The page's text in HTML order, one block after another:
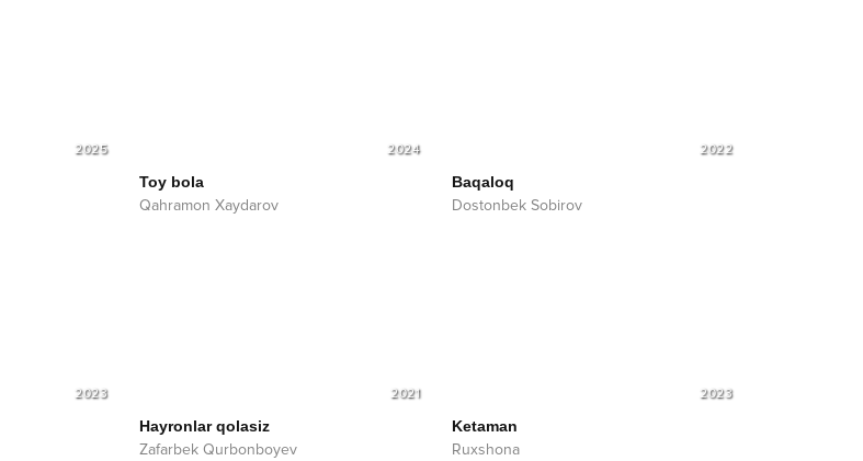
2025 2024
Toy bola
Qahramon Xaydarov
2022
Baqaloq
Dostonbek Sobirov
2023 2021
Hayronlar qolasiz
Zafarbek Qurbonboyev
2023
Ketaman
Ruxshona